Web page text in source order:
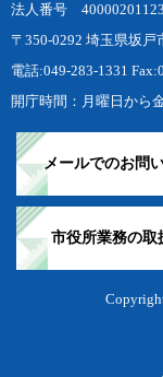
法人番号
〒350-0292 埼玉県坂戸
電話:049-283-1331
開庁時間：月曜日から
メールでのお問
市役所業務の取